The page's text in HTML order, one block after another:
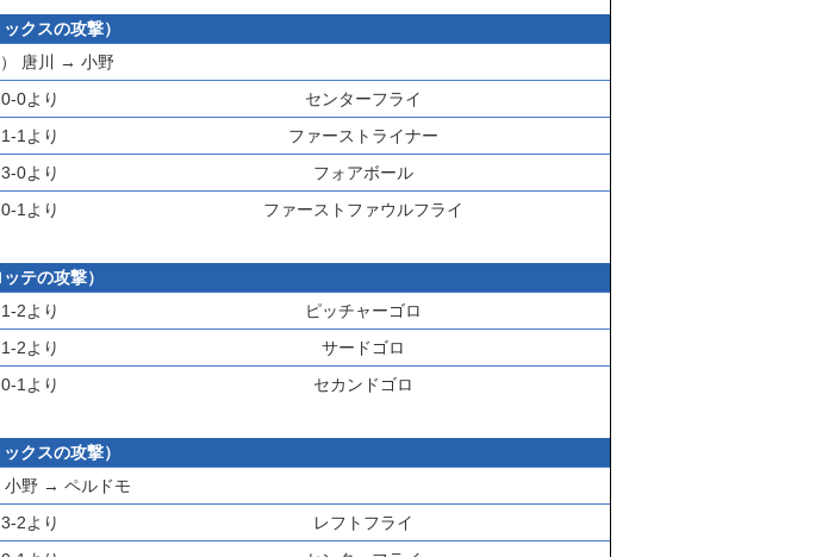
クスの攻撃）
唐川 → 小野
0-0より
センターフライ
1-1より
ファーストライナー
3-0より
フォアボール
0-1より ファーストファウルフライ
テの攻撃）
1-2より
ピッチャーゴロ
1-2より
サードゴロ
0-1より セカンドゴロ
クスの攻撃）
小野 → ペルドモ
3-2より
レフトフライ